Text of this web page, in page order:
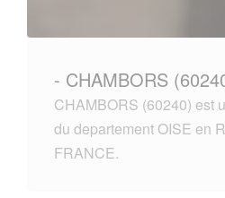
- CHAMBORS
CHAMBORS (60240) est
du departement OISE en
FRANCE.